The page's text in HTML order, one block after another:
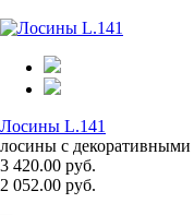
Лосины L.141
лосины с
3 420.00 руб.
2 052.00 руб.